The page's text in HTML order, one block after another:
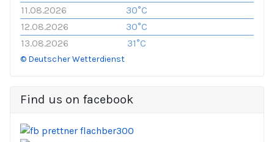
11.08.2026
30°C
12.08.2026
30°C
13.08.2026
31°C
© Deutscher Wetterdienst
Find us on facebook